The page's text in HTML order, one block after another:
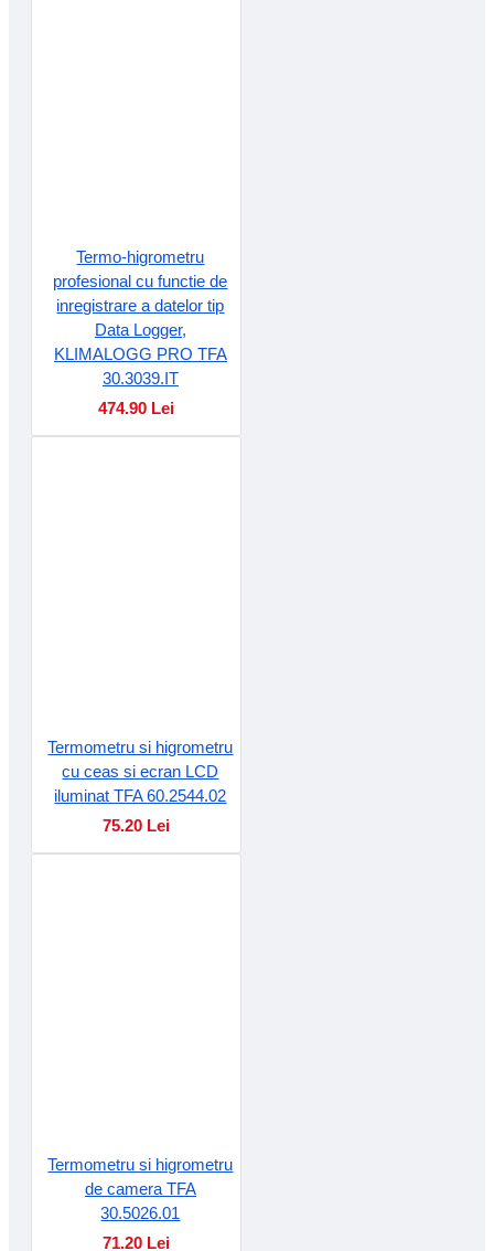
Termo-higrometru
profesional cu functie de
inregistrare a datelor tip
Data Logger,
KLIMALOGG PRO TFA
30.3039.IT
474.90 Lei
Termometru si higrometru
cu ceas si ecran LCD
iluminat TFA 60.2544.02
75.20 Lei
Termometru si higrometru
de camera TFA
30.5026.01
71.20 Lei